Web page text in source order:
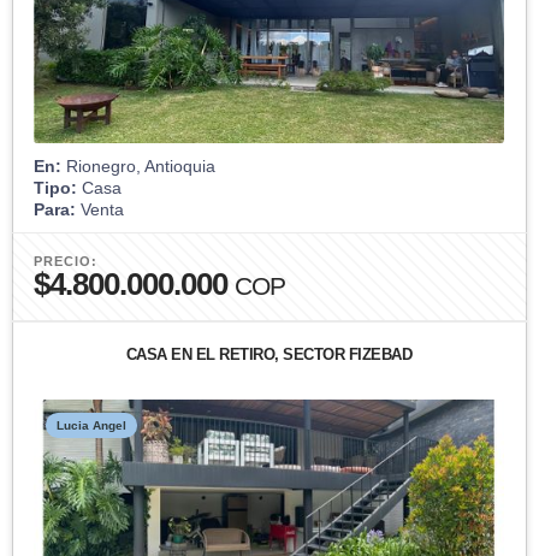
En: Rionegro, Antioquia
Tipo: Casa
Para: Venta
PRECIO:
$4.800.000.000 COP
CASA EN EL RETIRO, SECTOR FIZEBAD
Lucia Angel